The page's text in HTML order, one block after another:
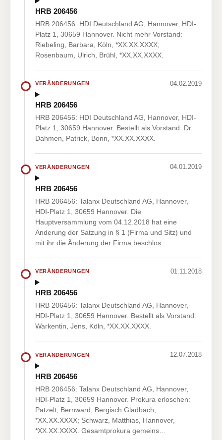
HRB 206456
HRB 206456: HDI Deutschland AG, Hannover, HDI-
Platz 1, 30659 Hannover. Nicht mehr Vorstand:
Riebeling, Barbara, Köln, *XX.XX.XXXX;
Rosenbaum, Ulrich, Brühl, *XX.XX.XXXX.
VERÄNDERUNGEN 04.02.2019
HRB 206456
HRB 206456: HDI Deutschland AG, Hannover, HDI-
Platz 1, 30659 Hannover. Bestellt als Vorstand: Dr.
Dahmen, Patrick, Bonn, *XX.XX.XXXX.
VERÄNDERUNGEN 04.01.2019
HRB 206456
HRB 206456: Talanx Deutschland AG, Hannover,
HDI-Platz 1, 30659 Hannover. Die
Hauptversammlung vom 04.12.2018 hat eine
Änderung der Satzung in § 1 (Firma und Sitz) und
mit ihr die Änderung der Firma beschlos…
VERÄNDERUNGEN 01.11.2018
HRB 206456
HRB 206456: Talanx Deutschland AG, Hannover,
HDI-Platz 1, 30659 Hannover. Bestellt als Vorstand:
Warkentin, Jens, Köln, *XX.XX.XXXX.
VERÄNDERUNGEN 12.07.2018
HRB 206456
HRB 206456: Talanx Deutschland AG, Hannover,
HDI-Platz 1, 30659 Hannover. Prokura erloschen:
Patzelt, Bernward, Bergisch Gladbach,
*XX.XX.XXXX; Schwarz, Matthias, Hannover,
*XX.XX.XXXX. Gesamtprokura gemeins…